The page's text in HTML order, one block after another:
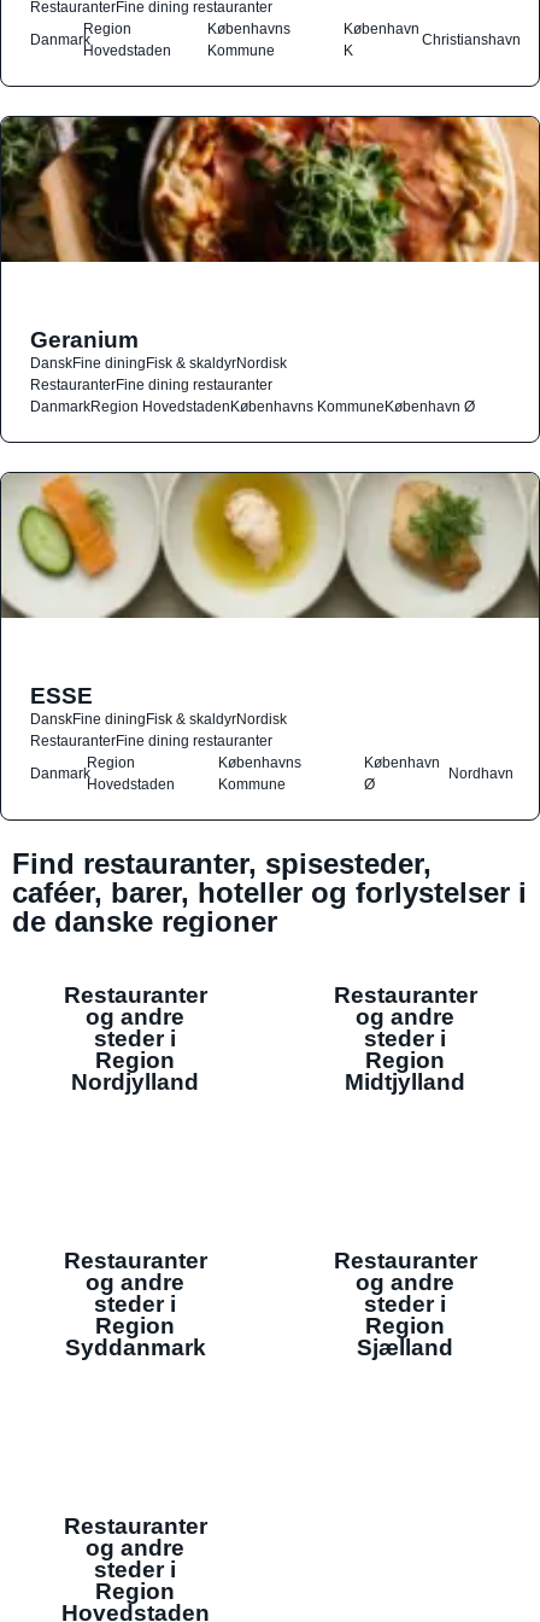
RestauranterFine dining restauranter
Danmark
Region
Hovedstaden
Københavns
Kommune
København
K
Christianshavn
Geranium
DanskFine diningFisk & skaldyrNordisk
RestauranterFine dining restauranter
DanmarkRegion HovedstadenKøbenhavns KommuneKøbenhavn Ø
ESSE
DanskFine diningFisk & skaldyrNordisk
RestauranterFine dining restauranter
Danmark
Region
Hovedstaden
Københavns
Kommune
København
Ø
Nordhavn
Find restauranter, spisesteder,
caféer, barer, hoteller og forlystelser i
de danske regioner
Restauranter
og andre
steder i
Region
Nordjylland
Restauranter
og andre
steder i
Region
Midtjylland
Restauranter
og andre
steder i
Region
Syddanmark
Restauranter
og andre
steder i
Region
Sjælland
Restauranter
og andre
steder i
Region
Hovedstaden